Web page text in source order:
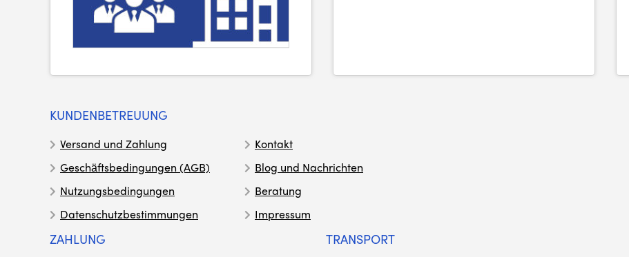
KUNDENBETREUUNG
Versand und Zahlung
Geschäftsbedingungen (AGB)
Nutzungsbedingungen
Datenschutzbestimmungen
Kontakt
Blog und Nachrichten
Beratung
Impressum
ZAHLUNG TRANSPORT